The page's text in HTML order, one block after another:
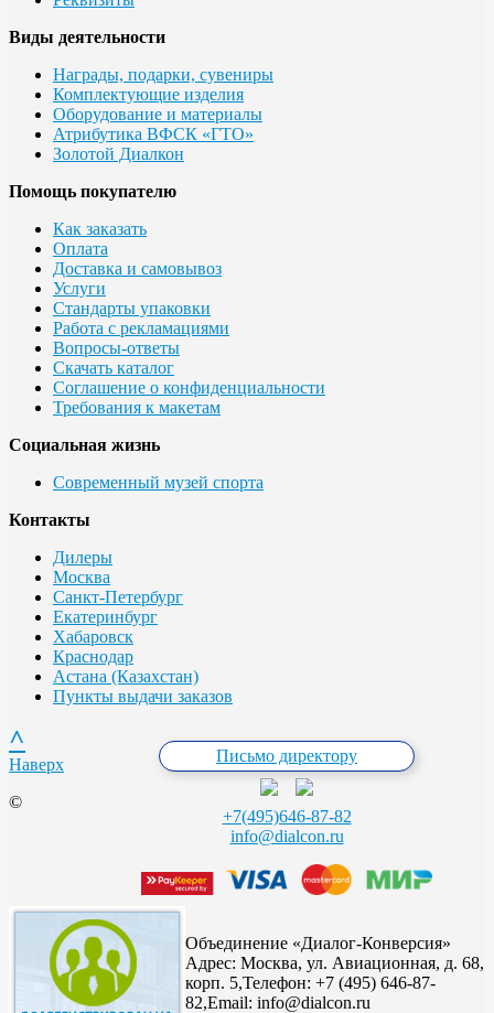
Виды деятельности
Награды, подарки, сувениры
Комплектующие изделия
Оборудование и материалы
Атрибутика ВФСК «ГТО»
Золотой Диалкон
Помощь покупателю
Как заказать
Оплата
Доставка и самовывоз
Услуги
Стандарты упаковки
Работа с рекламациями
Вопросы-ответы
Скачать каталог
Соглашение о конфиденциальности
Требования к макетам
Социальная жизнь
Современный музей спорта
Контакты
Дилеры
Москва
Санкт-Петербург
Екатеринбург
Хабаровск
Краснодар
Астана (Казахстан)
Пункты выдачи заказов
Письмо директору
+7(495)646-87-82
info@dialcon.ru
^
Наверх
©
Объединение «Диалог-Конверсия»
Адрес: Москва, ул. Авиационная, д. 68,
корп. 5,Телефон: +7 (495) 646-87-
82,Email: info@dialcon.ru